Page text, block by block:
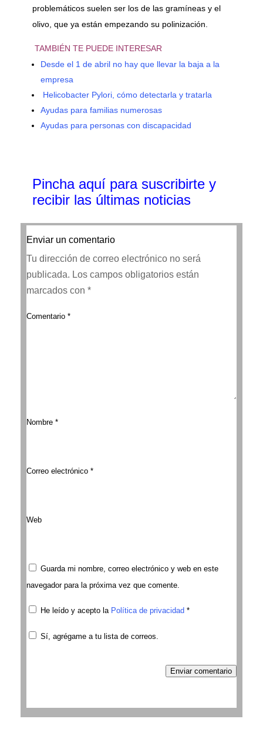
problemáticos suelen ser los de las gramíneas y el
olivo, que ya están empezando su polinización.
TAMBIÉN TE PUEDE INTERESAR
Desde el 1 de abril no hay que llevar la baja a la
empresa
Helicobacter Pylori, cómo detectarla y tratarla
Ayudas para familias numerosas
Ayudas para personas con discapacidad
Pincha aquí para suscribirte y
recibir las últimas noticias
Enviar un comentario
Tu dirección de correo electrónico no será
publicada. Los campos obligatorios están
marcados con *
Comentario *
Nombre *
Correo electrónico *
Web
Guarda mi nombre, correo electrónico y web en este
navegador para la próxima vez que comente.
He leído y acepto la Política de privacidad *
Sí, agrégame a tu lista de correos.
Enviar comentario